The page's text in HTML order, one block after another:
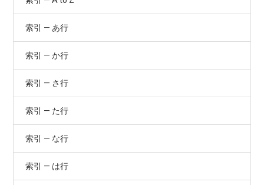
索引 — あ行
索引 — か行
索引 — さ行
索引 — た行
索引 — な行
索引 — は行